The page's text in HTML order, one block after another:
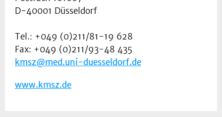
ausführlicher Erklärung
beider Möglichkeiten,
welches Verfahren
durchgeführt werden darf.
uns einfach an!
Spendenkonto:
Stammzellspende Rheinland
e.V.//STAR e.V.
Stadtsparkasse Düsseldorf
IBAN DE04 3005 0110 1004
D-40001 Düsseldorf
Tel.: +049 (0)211/81-19 628
Fax: +049 (0)211/93-48 435
kmsz@med.uni-duesseldorf.de
www.kmsz.de